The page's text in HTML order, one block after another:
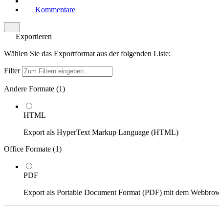
Kommentare
Exportieren
Wählen Sie das Exportformat aus der folgenden Liste:
Filter
Andere Formate (1)
HTML
Export als HyperText Markup Language (HTML)
Office Formate (1)
PDF
Export als Portable Document Format (PDF) mit dem